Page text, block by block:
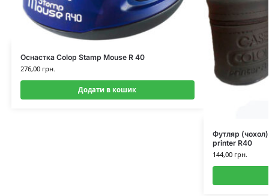
Оснастка Colop Stamp Mouse R 40
276,00 грн.
Додати в кошик
Футляр (чохол)
printer R40
144,00 грн.